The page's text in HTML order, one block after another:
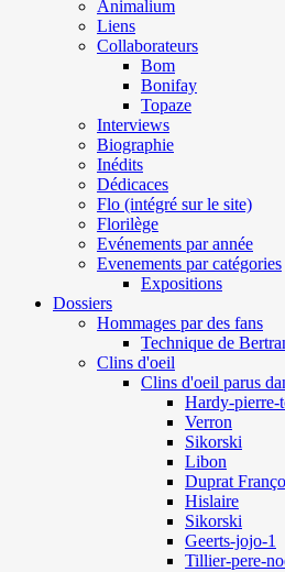
Animalium
Liens
Collaborateurs
Bom
Bonifay
Topaze
Interviews
Biographie
Inédits
Dédicaces
Flo (intégré sur le site)
Florilège
Evénements par année
Evenements par catégories
Expositions
Dossiers
Hommages par des fans
Technique de
Clins d'oeil
Clins d'oeil parus
Hardy-pierre-
Verron
Sikorski
Libon
Duprat
Hislaire
Sikorski
Geerts-jojo-1
Tillier-pere-